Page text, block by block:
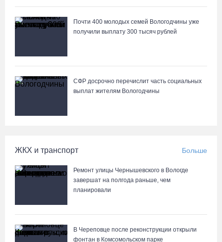
Почти 400 молодых семей Вологодчины уже
получили выплату 300 тысяч рублей
СФР досрочно перечислит часть социальных
выплат жителям Вологодчины
ЖКХ и транспорт Больше
Ремонт улицы Чернышевского в Вологде
завершат на полгода раньше, чем
планировали
В Череповце после реконструкции открыли
фонтан в Комсомольском парке